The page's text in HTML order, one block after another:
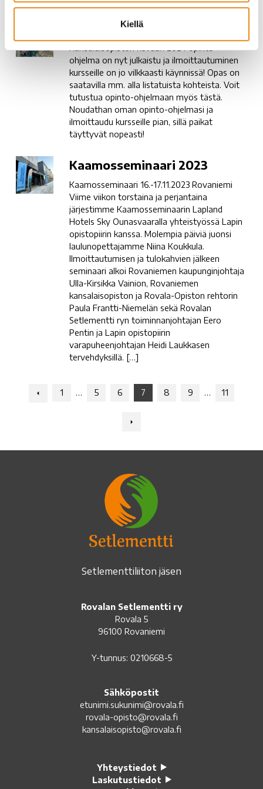
Kiellä
ohjelma
kevät
Opinto-ohjelma kevät 2024
Kansalaisopiston kevään 2024 opinto-
ohjelma on nyt julkaistu ja ilmoittautuminen
kursseille on jo vilkkaasti käynnissä! Opas on
saatavilla mm. alla listatuista kohteista. Voit
tutustua opinto-ohjelmaan myös tästä.
Noudathan oman opinto-ohjelmasi ja
ilmoittaudu kursseille pian, sillä paikat
täyttyvät nopeasti!
Kaamosseminaari
2023
Kaamosseminaari 2023
Kaamosseminaari 16.-17.11.2023 Rovaniemi
Viime viikon torstaina ja perjantaina
järjestimme Kaamosseminaarin Lapland
Hotels Sky Ounasvaaralla yhteistyössä Lapin
opistopiirin kanssa. Molempia päiviä juonsi
laulunopettajamme Niina Koukkula.
Ilmoittautumisen ja tulokahvien jälkeen
seminaari alkoi Rovaniemen kaupunginjohtaja
Ulla-Kirsikka Vainion, Rovaniemen
kansalaisopiston ja Rovala-Opiston rehtorin
Paula Frantti-Niemelän sekä Rovalan
Setlementti ryn toiminnanjohtajan Eero
Pentin ja Lapin opistopiirin
varapuheenjohtajan Heidi Laukkasen
tervehdyksillä. […]
Navigation:
1 … 5 6 7 8 9 … 11
Setlementtiliiton jäsen
Rovalan Setlementti ry
Rovala 5
96100 Rovaniemi
Y-tunnus: 0210668-5
Sähköpostit
etunimi.sukunimi@rovala.fi
rovala-opisto@rovala.fi
kansalaisopisto@rovala.fi
Yhteystiedot
Laskutustiedot